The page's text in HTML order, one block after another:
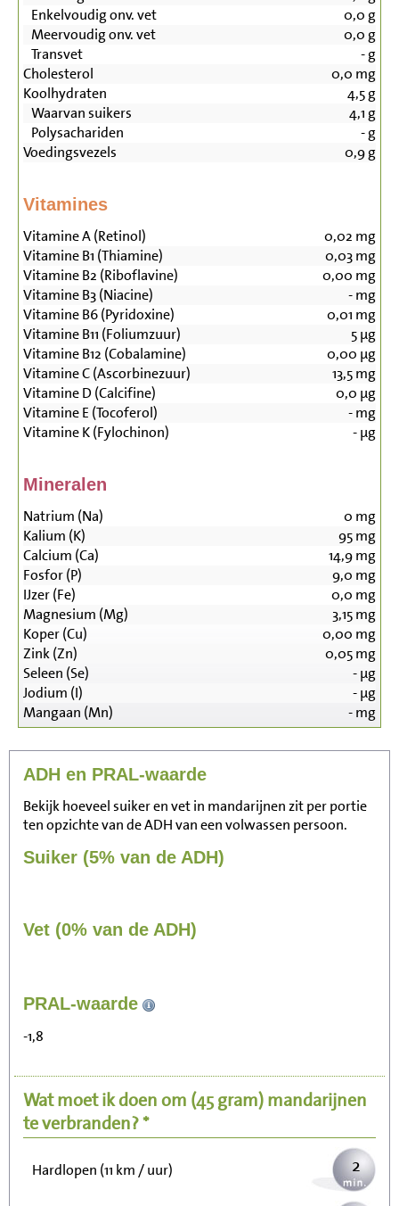
Enkelvoudig onv. vet
0,0 g
Meervoudig onv. vet
0,0 g
Transvet
-g
Cholesterol
0,0 mg
Koolhydraten
4,5g
Waarvan suikers
4,1 g
Polysachariden
-g
Voedingsvezels
0,9g
Vitamines
Vitamine A (Retinol) 0,02 mg
Vitamine B1 (Thiamine)
0,03mg
Vitamine B2 (Riboflavine)
0,00 mg
Vitamine B3 (Niacine)
-mg
Vitamine B6 (Pyridoxine)
0,01 mg
Vitamine B11 (Foliumzuur)
5µg
Vitamine B12 (Cobalamine)
0,00 µg
Vitamine C (Ascorbinezuur)
13,5mg
Vitamine D (Calcifine)
0,0 µg
Vitamine E (Tocoferol)
-mg
Vitamine K (Fylochinon)
-µg
Mineralen
Natrium (Na) 0 mg
Kalium (K)
95mg
Calcium (Ca)
14,9mg
Fosfor (P)
9,0 mg
IJzer (Fe)
0,0 mg
Magnesium (Mg)
3,15mg
Koper (Cu)
0,00 mg
Zink (Zn)
0,05mg
Seleen (Se)
-µg
Jodium (I)
-µg
Mangaan (Mn)
-mg
ADH en PRAL-waarde
Bekijk hoeveel suiker en vet in mandarijnen zit per portie
ten opzichte van de ADH van een volwassen persoon.
Suiker (5% van de ADH)
Vet (0% van de ADH)
PRAL-waarde
-1,8
Wat moet ik doen om (45 gram)mandarijnen
te verbranden? *
Zitten, tv kijken
Wandelen (5 km/uur) 4
Hardlopen (11 km / uur) 2